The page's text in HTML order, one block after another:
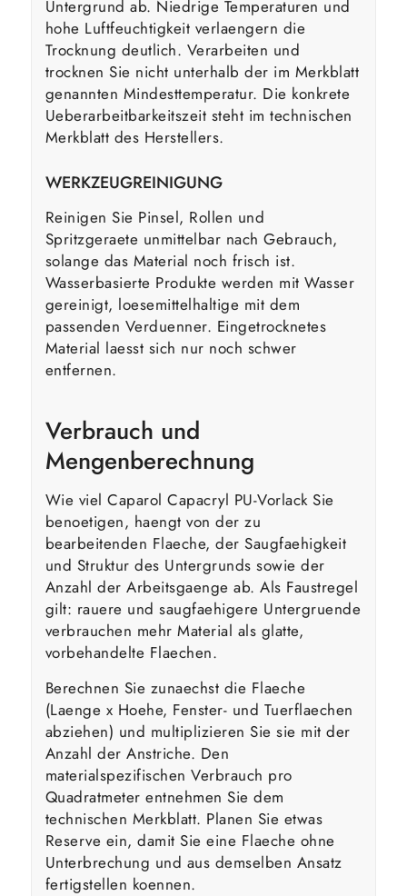
Untergrund ab. Niedrige Temperaturen und
hohe Luftfeuchtigkeit verlaengern die
Trocknung deutlich. Verarbeiten und
trocknen Sie nicht unterhalb der im Merkblatt
genannten Mindesttemperatur. Die konkrete
Ueberarbeitbarkeitszeit steht im technischen
Merkblatt des Herstellers.
WERKZEUGREINIGUNG
Reinigen Sie Pinsel, Rollen und
Spritzgeraete unmittelbar nach Gebrauch,
solange das Material noch frisch ist.
Wasserbasierte Produkte werden mit Wasser
gereinigt, loesemittelhaltige mit dem
passenden Verduenner. Eingetrocknetes
Material laesst sich nur noch schwer
entfernen.
Verbrauch und
Mengenberechnung
Wie viel Caparol Capacryl PU-Vorlack Sie
benoetigen, haengt von der zu
bearbeitenden Flaeche, der Saugfaehigkeit
und Struktur des Untergrunds sowie der
Anzahl der Arbeitsgaenge ab. Als Faustregel
gilt: rauere und saugfaehigere Untergruende
verbrauchen mehr Material als glatte,
vorbehandelte Flaechen.
Berechnen Sie zunaechst die Flaeche
(Laenge x Hoehe, Fenster- und Tuerflaechen
abziehen) und multiplizieren Sie sie mit der
Anzahl der Anstriche. Den
materialspezifischen Verbrauch pro
Quadratmeter entnehmen Sie dem
technischen Merkblatt. Planen Sie etwas
Reserve ein, damit Sie eine Flaeche ohne
Unterbrechung und aus demselben Ansatz
fertigstellen koennen.